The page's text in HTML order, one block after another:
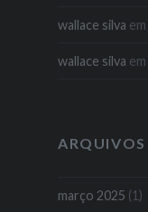
wallace silva em
wallace silva em
ARQUIVOS
março 2025 (1)